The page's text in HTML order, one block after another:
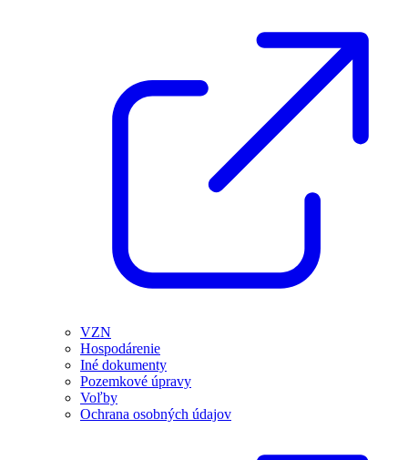
VZN
Hospodárenie
Iné dokumenty
Pozemkové úpravy
Voľby
Ochrana osobných údajov